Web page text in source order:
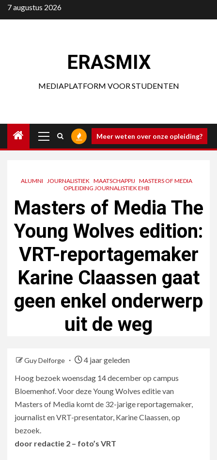
Ga
naar
7 augustus 2026
ERASMIX
MEDIAPLATFORM VOOR STUDENTEN
menu
Meer weten over onze opleiding?
ALUMNI JOURNALISTIEK MAATSCHAPPIJ MASTERS OF MEDIA
OPLEIDING JOURNALISTIEK EHB
Masters of Media The
Young Wolves edition:
VRT-reportagemaker
Karine Claassen gaat
geen enkel onderwerp
uit de weg
Guy Delforge
4 jaar geleden
Hoog bezoek woensdag 14 december op campus
Bloemenhof. Voor deze Young Wolves editie van
Masters of Media komt de 32-jarige reportagemaker,
journalist en VRT-presentator, Karine Claassen, op
bezoek.
door redactie 2 – foto’s VRT